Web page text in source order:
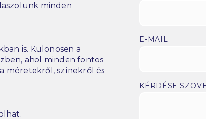
minden
is. Különösen a
ahol minden fontos
méretekről, színekről és
E-MAIL
KÉRDÉSE